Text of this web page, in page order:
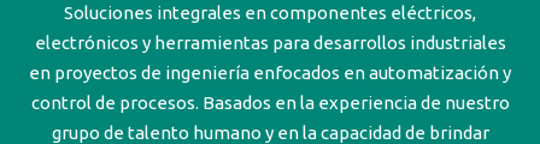
Soluciones integrales en componentes eléctricos,
electrónicos y herramientas para desarrollos industriales
en proyectos de ingeniería enfocados en automatización y
control de procesos. Basados en la experiencia de nuestro
grupo de talento humano y en la capacidad de brindar